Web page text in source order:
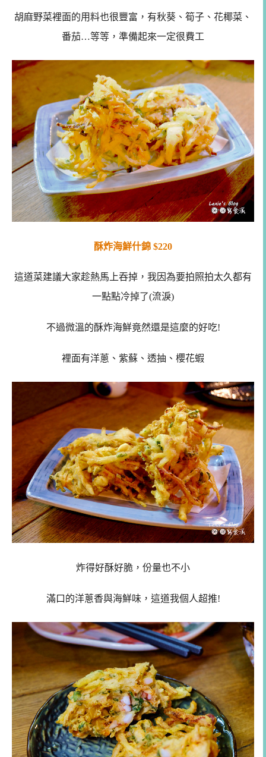
胡麻野菜裡面的用料也很豐富，有秋葵、筍子、花椰菜、
番茄…等等，準備起來一定很費工
酥炸海鮮什錦 $220
這道菜建議大家趁熱馬上吞掉，我因為要拍照拍太久都有
一點點冷掉了(流淚)
不過微溫的酥炸海鮮竟然還是這麼的好吃!
裡面有洋蔥、紫蘇、透抽、櫻花蝦
炸得好酥好脆，份量也不小
滿口的洋蔥香與海鮮味，這道我個人超推!